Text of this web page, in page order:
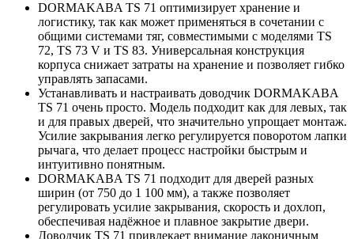
DORMAKABA TS 71 оптимизирует хранение и
логистику, так как может применяться в сочетании с
общими системами тяг, совместимыми с моделями TS
72, TS 73 V и TS 83. Универсальная конструкция
корпуса снижает затраты на хранение и позволяет гибко
управлять запасами.
Устанавливать и настраивать доводчик DORMAKABA
TS 71 очень просто. Модель подходит как для левых, так
и для правых дверей, что значительно упрощает монтаж.
Усилие закрывания легко регулируется поворотом лапки
рычага, что делает процесс настройки быстрым и
интуитивно понятным.
DORMAKABA TS 71 подходит для дверей разных
ширин (от 750 до 1 100 мм), а также позволяет
регулировать усилие закрывания, скорость и дохлоп,
обеспечивая надёжное и плавное закрытие двери.
Доводчик TS 71 привлекает внимание лаконичным